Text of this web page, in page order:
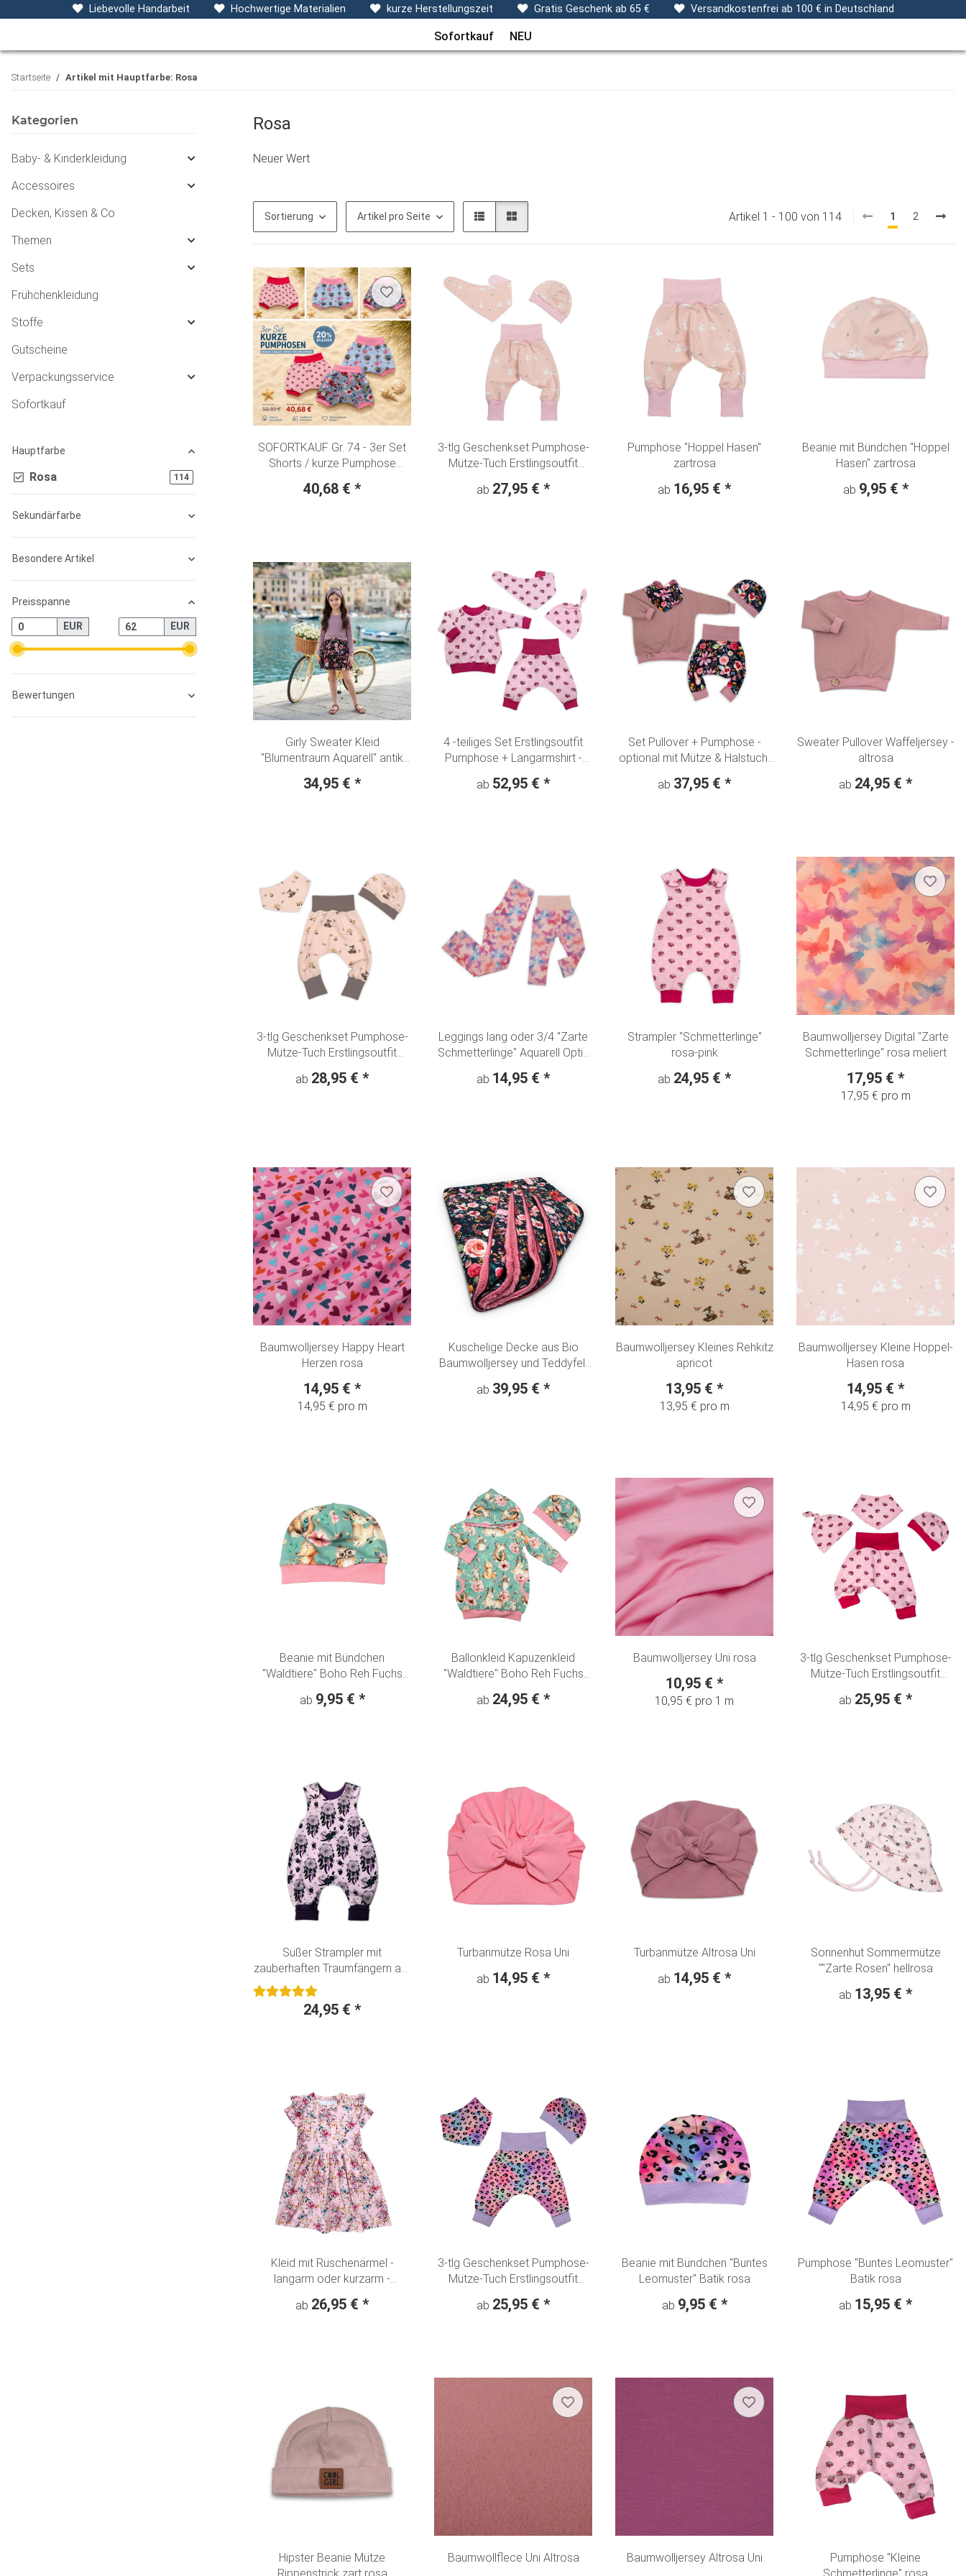
Liebevolle Handarbeit Hochwertige Materialien kurze Herstellungszeit Gratis Geschenk ab 65 € Versandkostenfrei ab 100 € in Deutschland
Baby- & Kinderkleidung Accessoires Decken, Kissen & Co Themen Sets Frühchenkleidung Stoffe Gutscheine Verpackungsservice
Sofortkauf NEU
Startseite Artikel mit Hauptfarbe: Rosa
Rosa
Neuer Wert
Sortierung Artikel pro Seite Artikel 1 - 100 von 114 1 2
SOFORTKAUF Gr. 74 - 3er Set
Shorts / kurze Pumphose
"Schmetterlinge"
40,68 € *
3-tlg Geschenkset Pumphose-
Mütze-Tuch Erstlingsoutfit
ab 27,95 € *
Pumphose "Hoppel Hasen"
zartrosa
ab 16,95 € *
Beanie mit Bündchen "Hoppel
Hasen" zartrosa
ab 9,95 € *
Girly Sweater Kleid
"Blumentraum Aquarell" antik
34,95 € *
4 -teiliges Set Erstlingsoutfit
Pumphose + Langarmshirt -
"Schmetterlinge" rosa-pink
ab 52,95 € *
Set Pullover + Pumphose -
optional mit Mütze & Halstuch"
nachtblau
ab 37,95 € *
Sweater Pullover Waffeljersey -
altrosa
ab 24,95 € *
3-tlg Geschenkset Pumphose-
Mütze-Tuch Erstlingsoutfit
Schmetterlinge - apricot
ab 28,95 € *
Leggings lang oder 3/4 "Zarte
Schmetterlinge" Aquarell Optik
ab 14,95 € *
Strampler "Schmetterlinge"
rosa-pink
ab 24,95 € *
Baumwolljersey Digital "Zarte
Schmetterlinge" rosa meliert
17,95 € *
17,95 € pro m
Baumwolljersey Happy Heart
Herzen rosa
14,95 € *
14,95 € pro m
Kuschelige Decke aus Bio
Baumwolljersey und Teddyfell
ab 39,95 € *
Baumwolljersey Kleines Rehkitz
apricot
13,95 € *
13,95 € pro m
Baumwolljersey Kleine Hoppel-
Hasen rosa
14,95 € *
14,95 € pro m
Beanie mit Bündchen
"Waldtiere" Boho Reh Fuchs
ab 9,95 € *
Ballonkleid Kapuzenkleid
"Waldtiere" Boho Reh Fuchs
ab 24,95 € *
Baumwolljersey Uni rosa
10,95 € *
10,95 € pro 1 m
3-tlg Geschenkset Pumphose-
Mütze-Tuch Erstlingsoutfit
ab 25,95 € *
Süßer Strampler mit
zauberhaften Traumfängern auf
24,95 € *
Turbanmütze Rosa Uni
ab 14,95 € *
Turbanmütze Altrosa Uni
ab 14,95 € *
Sonnenhut Sommermütze
""Zarte Rosen" hellrosa
ab 13,95 € *
Kleid mit Rüschenärmel -
langarm oder kurzarm -
ab 26,95 € *
3-tlg Geschenkset Pumphose-
Mütze-Tuch Erstlingsoutfit
ab 25,95 € *
Beanie mit Bündchen "Buntes
Leomuster" Batik rosa
ab 9,95 € *
Pumphose "Buntes Leomuster"
Batik rosa
ab 15,95 € *
Hipster Beanie Mütze
Baumwollflece Uni Altrosa Baumwolljersey Altrosa Uni
Pumphose "Kleine
Kategorien
Baby- & Kinderkleidung
Accessoires
Decken, Kissen & Co
Themen
Sets
Frühchenkleidung
Stoffe
Gutscheine
Verpackungsservice
Sofortkauf
Hauptfarbe
Rosa 114Artikel gefunden
Sekundärfarbe
Besondere Artikel
Preisspanne
EUR EUR
Bewertungen